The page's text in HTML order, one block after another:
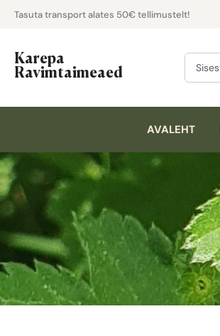
Tasuta transport alates 50€ tellimustelt!
Karepa
Ravimtaimeaed
AVALEHT